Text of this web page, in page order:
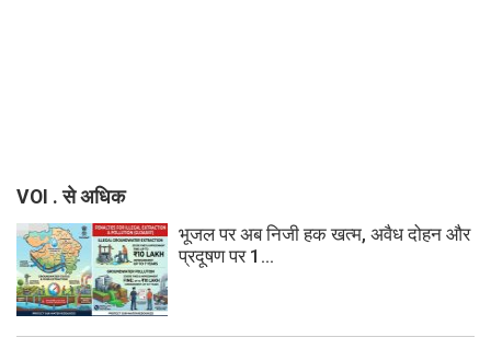
VOI . से अधिक
भूजल पर अब निजी हक खत्म, अवैध दोहन और
प्रदूषण पर 1...